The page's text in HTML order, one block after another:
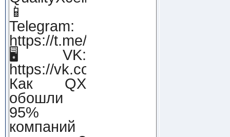
📱
Telegram:
https://t.me/qx_lab_IT
🖥 VK:
https://vk.com/qualityxcellenc
Как QX
обошли
95%
компаний